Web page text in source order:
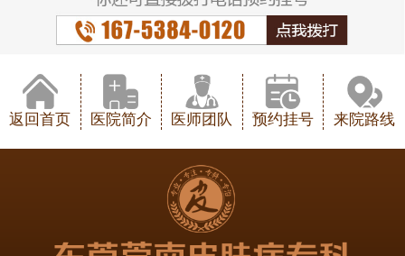
返回首页 医院简介 医师团队 预约挂号 来院路线